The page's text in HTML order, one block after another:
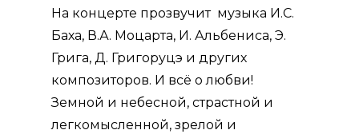
На концерте прозвучит музыка И.С.
Баха, В.А. Моцарта, И. Альбениса, Э.
Грига, Д. Григоруцэ и других
композиторов. И всё о любви!
Земной и небесной, страстной и
легкомысленной, зрелой и